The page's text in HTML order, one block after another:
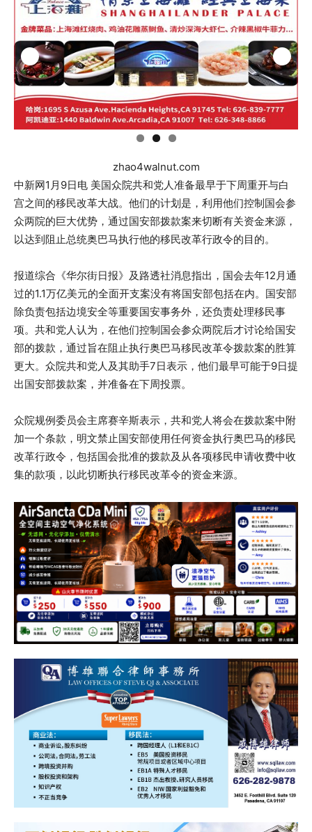
zhao4walnut.com
中新网1月9日电 美国众院共和党人准备最早于下周重开与白
宫之间的移民改革大战。他们的计划是，利用他们控制国会参
众两院的巨大优势，通过国安部拨款案来切断有关资金来源，
以达到阻止总统奥巴马执行他的移民改革行政令的目的。
报道综合《华尔街日报》及路透社消息指出，国会去年12月通
过的1.1万亿美元的全面开支案没有将国安部包括在内。国安部
除负责包括边境安全等重要国安事务外，还负责处理移民事
项。共和党人认为，在他们控制国会参众两院后才讨论给国安
部的拨款，通过旨在阻止执行奥巴马移民改革令拨款案的胜算
更大。众院共和党人及其助手7日表示，他们最早可能于9日提
出国安部拨款案，并准备在下周投票。
众院规例委员会主席赛辛斯表示，共和党人将会在拨款案中附
加一个条款，明文禁止国安部使用任何资金执行奥巴马的移民
改革行政令，包括国会批准的拨款及从各项移民申请收费中收
集的款项，以此切断执行移民改革令的资金来源。